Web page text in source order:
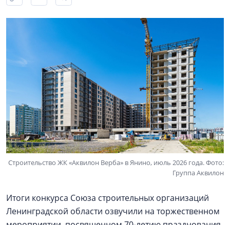
Строительство ЖК «Аквилон Верба» в Янино, июль 2026 года. Фото:
Группа Аквилон
Итоги конкурса Союза строительных организаций
Ленинградской области озвучили на торжественном